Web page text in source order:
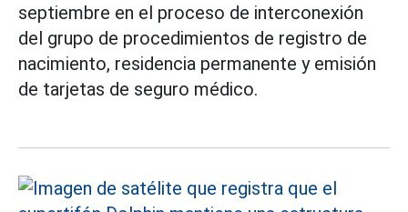
septiembre en el proceso de interconexión
del grupo de procedimientos de registro de
nacimiento, residencia permanente y emisión
de tarjetas de seguro médico.